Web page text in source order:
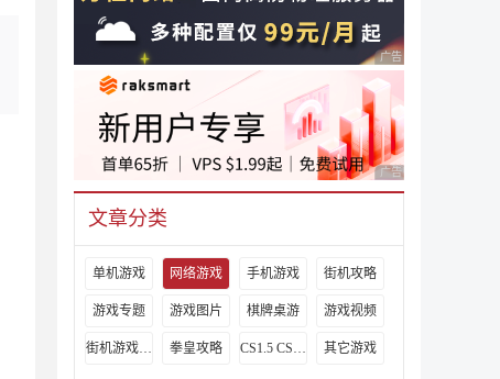
广告 商业广告，理性
广告 商业广告，理性
文章分类
单机游戏 网络游戏 手机游戏 街机攻略
游戏专题 游戏图片 棋牌桌游 游戏视频
街机游戏出招表 拳皇攻略 CS1.5 CS1.6攻略 其它游戏